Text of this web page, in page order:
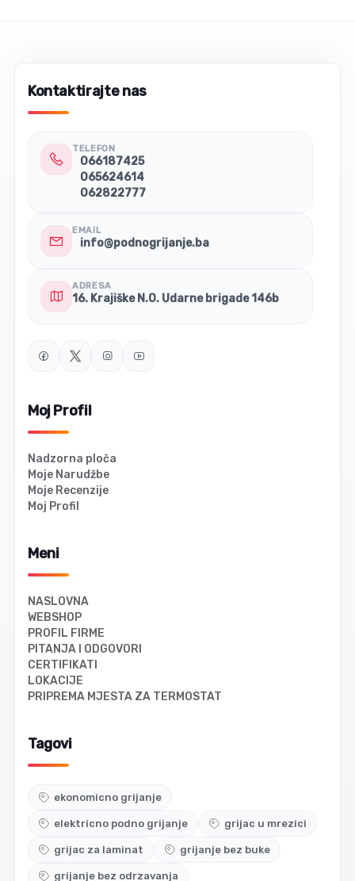
Kontaktirajte nas
TELEFON
066187425
065624614
062822777
EMAIL
info@podnogrijanje.ba
ADRESA
16. Krajiške N.O. Udarne brigade 146b
Moj Profil
Nadzorna ploča
Moje Narudžbe
Moje Recenzije
Moj Profil
Meni
NASLOVNA
WEBSHOP
PROFIL FIRME
PITANJA I ODGOVORI
CERTIFIKATI
LOKACIJE
PRIPREMA MJESTA ZA TERMOSTAT
Tagovi
ekonomicno grijanje
elektricno podno grijanje grijac u mrezici
grijac za laminat grijanje bez buke
grijanje bez odrzavanja